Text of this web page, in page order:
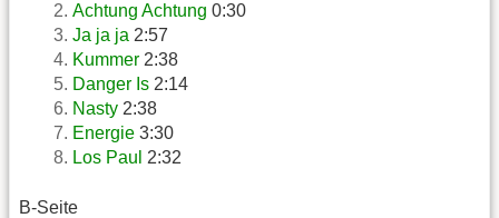
Achtung Achtung 0:30
Ja ja ja 2:57
Kummer 2:38
Danger Is 2:14
Nasty 2:38
Energie 3:30
Los Paul 2:32
B-Seite